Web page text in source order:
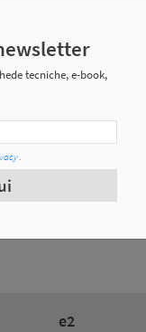
e2
tecniche, e-book,
.